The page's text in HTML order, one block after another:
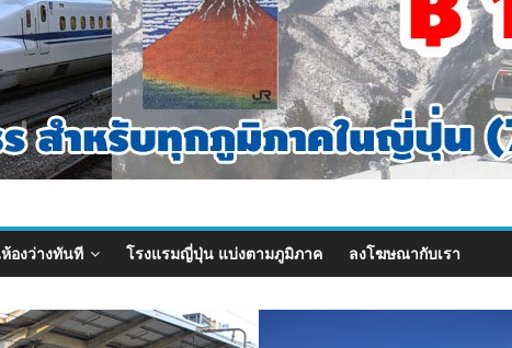
องว่างทันที โรงแรมญี่ปุ่น แบ่งตามภูมิภาค ลงโฆษณากับเรา